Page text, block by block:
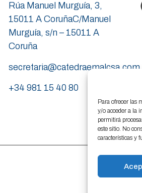
Para ofrecer las
y/o acceder a la
permitirá
este sitio. No
características y
Rúa Manuel Murguía, 3,
15011 A CoruñaC/Manuel
Murguía, s/n – 15011 A
Coruña
secretaria@catedraemalcsa.com
+34 981 15 40 80